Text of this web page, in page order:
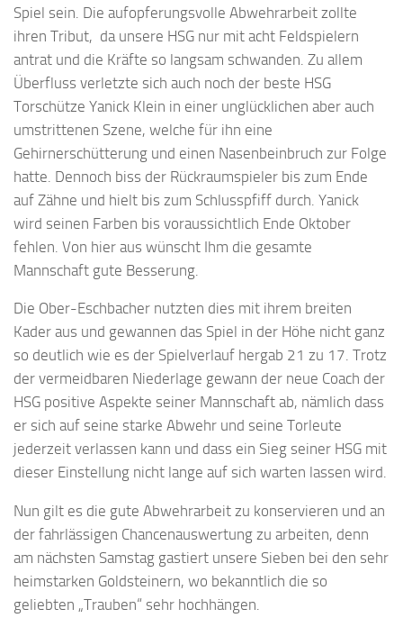
Spiel sein. Die aufopferungsvolle Abwehrarbeit zollte
ihren Tribut, da unsere HSG nur mit acht Feldspielern
antrat und die Kräfte so langsam schwanden. Zu allem
Überfluss verletzte sich auch noch der beste HSG
Torschütze Yanick Klein in einer unglücklichen aber auch
umstrittenen Szene, welche für ihn eine
Gehirnerschütterung und einen Nasenbeinbruch zur Folge
hatte. Dennoch biss der Rückraumspieler bis zum Ende
auf Zähne und hielt bis zum Schlusspfiff durch. Yanick
wird seinen Farben bis voraussichtlich Ende Oktober
fehlen. Von hier aus wünscht Ihm die gesamte
Mannschaft gute Besserung.
Die Ober-Eschbacher nutzten dies mit ihrem breiten
Kader aus und gewannen das Spiel in der Höhe nicht ganz
so deutlich wie es der Spielverlauf hergab 21 zu 17. Trotz
der vermeidbaren Niederlage gewann der neue Coach der
HSG positive Aspekte seiner Mannschaft ab, nämlich dass
er sich auf seine starke Abwehr und seine Torleute
jederzeit verlassen kann und dass ein Sieg seiner HSG mit
dieser Einstellung nicht lange auf sich warten lassen wird.
Nun gilt es die gute Abwehrarbeit zu konservieren und an
der fahrlässigen Chancenauswertung zu arbeiten, denn
am nächsten Samstag gastiert unsere Sieben bei den sehr
heimstarken Goldsteinern, wo bekanntlich die so
geliebten „Trauben“ sehr hochhängen.